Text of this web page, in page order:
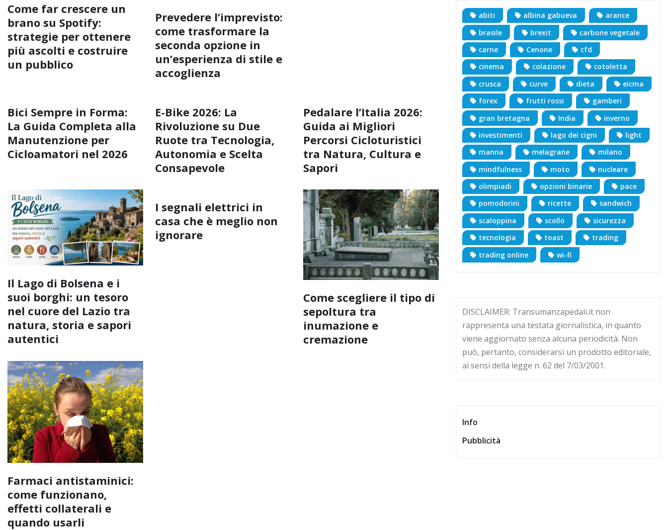
Come far crescere un
brano su Spotify:
strategie per ottenere
più ascolti e costruire
un pubblico
Prevedere l’imprevisto:
come trasformare la
seconda opzione in
un’esperienza di stile e
accoglienza
Bici Sempre in Forma:
La Guida Completa alla
Manutenzione per
Cicloamatori nel 2026
E-Bike 2026: La
Rivoluzione su Due
Ruote tra Tecnologia,
Autonomia e Scelta
Consapevole
Pedalare l’Italia 2026:
Guida ai Migliori
Percorsi Cicloturistici
tra Natura, Cultura e
Sapori
Il Lago di Bolsena e i
suoi borghi: un tesoro
nel cuore del Lazio tra
natura, storia e sapori
autentici
I segnali elettrici in
casa che è meglio non
ignorare
Come scegliere il tipo di
sepoltura tra
inumazione e
cremazione
Farmaci antistaminici:
come funzionano,
effetti collaterali e
quando usarli
abiti albina gabueva
arance
brasile
brexit
carbone vegetale
carne
Cenone
cfd
cinema
colazione
cotoletta
crusca
curve dieta
eicma
forex
frutti rossi
gamberi
gran bretagna
India
inverno
investimenti
lago dei cigni
light
manna
melagrane
milano
mindfulness
moto
nucleare
olimpiadi
opzioni binarie
pace
pomodorini
ricette
sandwich
scaloppina
scollo
sicurezza
tecnologia
toast
trading
trading online
wi-fi
DISCLAIMER: Transumanzapedali.it non
rappresenta una testata giornalistica, in quanto
viene aggiornato senza alcuna periodicità. Non
può, pertanto, considerarsi un prodotto editoriale,
ai sensi della legge n. 62 del 7/03/2001.
Info
Pubblicità